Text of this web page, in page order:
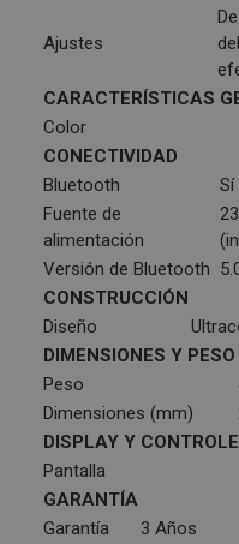
Ajustes
CARACTERÍSTICAS
Color
CONECTIVIDAD
Bluetooth
Sí
Fuente de
alimentación
Versión de Bluetooth
CONSTRUCCIÓN
Diseño
DIMENSIONES Y PESO
Peso
Dimensiones (mm)
DISPLAY Y
Pantalla
GARANTÍA
Garantía
3 Años